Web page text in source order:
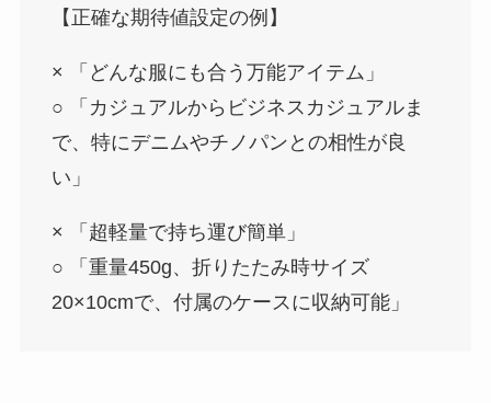
【正確な期待値設定の例】
× 「どんな服にも合う万能アイテム」
○ 「カジュアルからビジネスカジュアルま
で、特にデニムやチノパンとの相性が良
い」
× 「超軽量で持ち運び簡単」
○ 「重量450g、折りたたみ時サイズ
20×10cmで、付属のケースに収納可能」